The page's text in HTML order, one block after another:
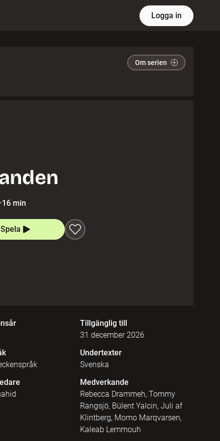
Logga in
Om serien
·16 min
Spela
Tillgänglig till
31 december 2026
Undertexter
Svenska
Medverkande
Rebecca Drammeh, Tommy
Rangsjö, Bülent Yalcin, Juli af
Klintberg, Momo Marqvarsen,
Kaleab Lemmouh